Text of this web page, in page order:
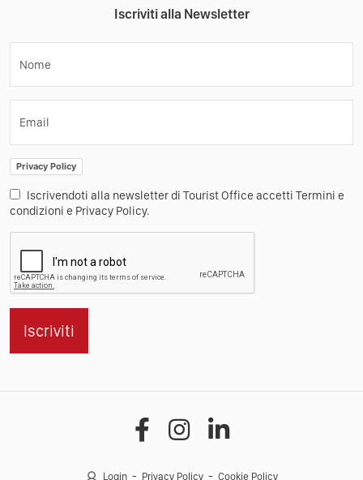
Iscriviti alla Newsletter
Nome
Email
Privacy Policy
Iscrivendoti alla newsletter di Tourist Office accetti Termini e
condizioni e Privacy Policy.
Iscriviti
Login Privacy Policy Cookie Policy